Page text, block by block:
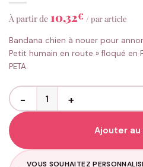
À partir de 10,32€ / par article
Bandana chien à nouer pour
Petit humain en route » floqué en
PETA.
quantité de Bandana chien
Ajouter
VOUS SOUHAITEZ